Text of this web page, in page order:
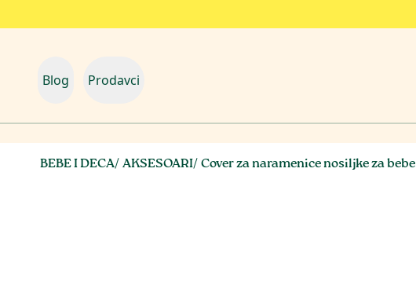
Blog Prodavci
BEBE I DECA/AKSESOARI/Cover za naramenice nosiljke za bebe